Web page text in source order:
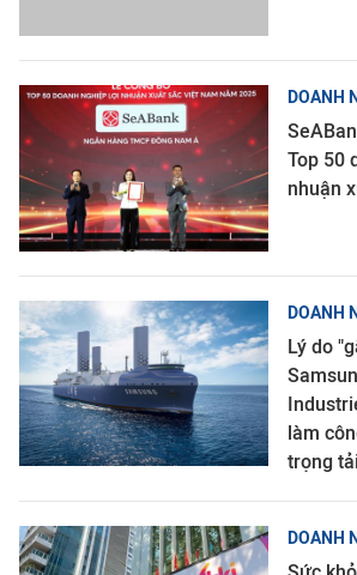
DOANH
Top 50
nhuận
DOANH
Lý do
làm
trọng
DOANH